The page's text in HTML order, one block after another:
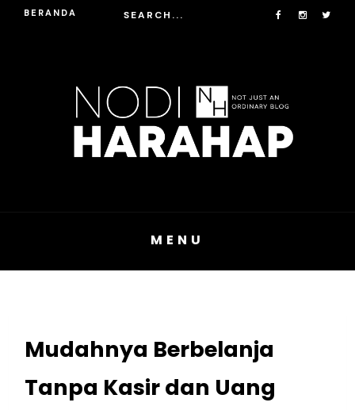
BERANDA
MENU
Mudahnya Berbelanja
Tanpa Kasir dan Uang